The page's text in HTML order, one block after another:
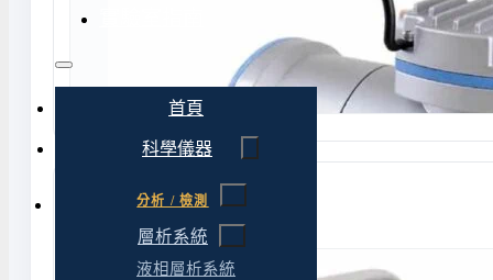
首頁
科學儀器
分析 / 檢測
層析系統
液相層析系統
Rocker 440 無油式空壓機